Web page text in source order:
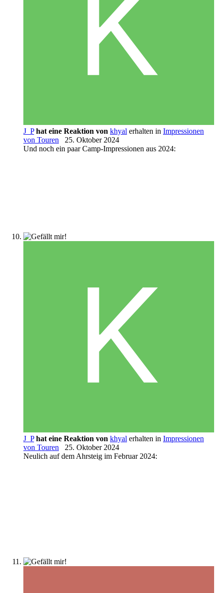
J_P hat eine Reaktion von khyal erhalten in Impressionen
von Touren
25. Oktober 2024
Und noch ein paar Camp-Impressionen aus 2024:
J_P hat eine Reaktion von khyal erhalten in Impressionen
von Touren
25. Oktober 2024
Neulich auf dem Ahrsteig im Februar 2024: